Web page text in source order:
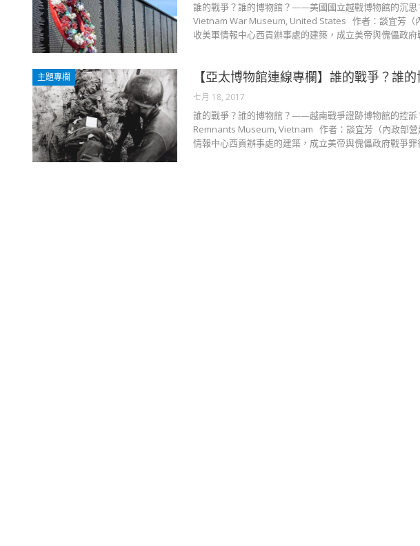
誰的戰爭？誰的博物館？——美國國立越戰博物館的沉
Vietnam War Museum, United States 作者：談宜芳（
收美軍情報中心西貢辦事處的建築，成立美帝與傀儡政
主題專欄 【亞太博物館連線專欄】誰的戰爭？誰
七月 18, 2017
誰的戰爭？誰的博物館？——越南戰爭證跡博物館的控
Remnants Museum, Vietnam 作者：談宜芳（內政部
情報中心西貢辦事處的建築，成立美帝與傀儡政府戰爭